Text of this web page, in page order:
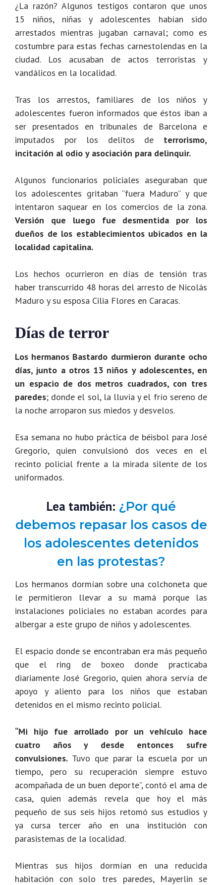
¿La razón? Algunos testigos contaron que unos
15 niños, niñas y adolescentes habían sido
arrestados mientras jugaban carnaval; como es
costumbre para estas fechas carnestolendas en la
ciudad. Los acusaban de actos terroristas y
vandálicos en la localidad.
Tras los arrestos, familiares de los niños y
adolescentes fueron informados que éstos iban a
ser presentados en tribunales de Barcelona e
imputados por los delitos de terrorismo,
incitación al odio y asociación para delinquir.
Algunos funcionarios policiales aseguraban que
los adolescentes gritaban “fuera Maduro” y que
intentaron saquear en los comercios de la zona.
Versión que luego fue desmentida por los
dueños de los establecimientos ubicados en la
localidad capitalina.
Los hechos ocurrieron en días de tensión tras
haber transcurrido 48 horas del arresto de Nicolás
Maduro y su esposa Cilia Flores en Caracas.
Días de terror
Los hermanos Bastardo durmieron durante ocho
días, junto a otros 13 niños y adolescentes, en
un espacio de dos metros cuadrados, con tres
paredes; donde el sol, la lluvia y el frío sereno de
la noche arroparon sus miedos y desvelos.
Esa semana no hubo práctica de béisbol para José
Gregorio, quien convulsionó dos veces en el
recinto policial frente a la mirada silente de los
uniformados.
Lea también: ¿Por qué
debemos repasar los casos de
los adolescentes detenidos
en las protestas?
Los hermanos dormían sobre una colchoneta que
le permitieron llevar a su mamá porque las
instalaciones policiales no estaban acordes para
albergar a este grupo de niños y adolescentes.
El espacio donde se encontraban era más pequeño
que el ring de boxeo donde practicaba
diariamente José Gregorio, quien ahora servía de
apoyo y aliento para los niños que estaban
detenidos en el mismo recinto policial.
“Mi hijo fue arrollado por un vehículo hace
cuatro años y desde entonces sufre
convulsiones. Tuvo que parar la escuela por un
tiempo, pero su recuperación siempre estuvo
acompañada de un buen deporte”, contó el ama de
casa, quien además revela que hoy el más
pequeño de sus seis hijos retomó sus estudios y
ya cursa tercer año en una institución con
parasistemas de la localidad.
Mientras sus hijos dormían en una reducida
habitación con solo tres paredes, Mayerlin se